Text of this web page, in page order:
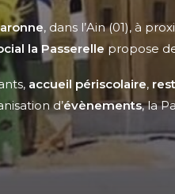
, dans l’Ain (01), à
la Passerellepropose
accueil périscolaire,
d’évènements, la